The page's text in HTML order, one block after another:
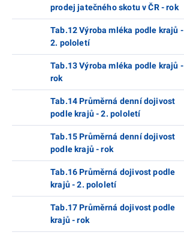
prodej jatečného skotu v ČR - rok
Tab.12 Výroba mléka podle krajů -
2. pololetí
Tab.13 Výroba mléka podle krajů -
rok
Tab.14 Průměrná denní dojivost
podle krajů - 2. pololetí
Tab.15 Průměrná denní dojivost
podle krajů - rok
Tab.16 Průměrná dojivost podle
krajů - 2. pololetí
Tab.17 Průměrná dojivost podle
krajů - rok